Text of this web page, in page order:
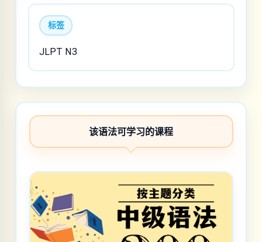
标签
JLPT N3
该语法可学习的课程